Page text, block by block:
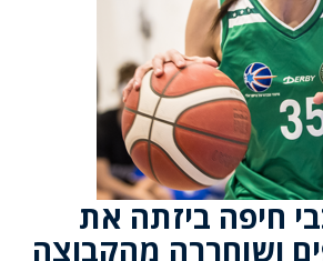
חיפה ביזתה את
ושוחררה מהקבוצה